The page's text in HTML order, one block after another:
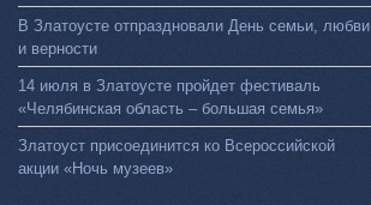
В Златоусте отпраздновали День семьи, любви
и верности
14 июля в Златоусте пройдет фестиваль
«Челябинская область – большая семья»
Златоуст присоединится ко Всероссийской
акции «Ночь музеев»